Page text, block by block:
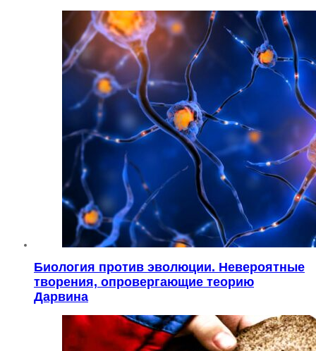
Биология против эволюции. Невероятные
творения, опровергающие теорию
Дарвина